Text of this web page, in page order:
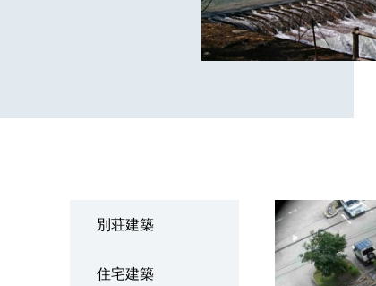
別荘建築
住宅建築